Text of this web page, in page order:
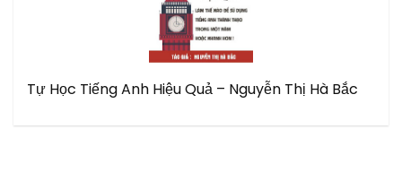
Tự Học Tiếng Anh Hiệu Quả – Nguyễn Thị Hà Bắc